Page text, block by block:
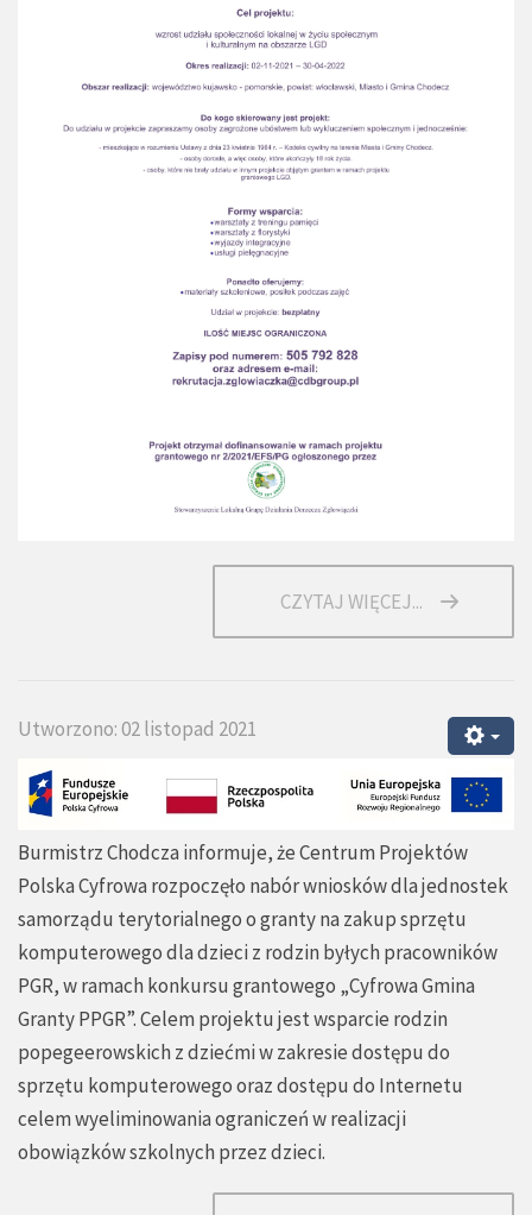
CZYTAJ WIĘCEJ...
Utworzono: 02 listopad 2021
Burmistrz Chodcza informuje, że Centrum Projektów
Polska Cyfrowa rozpoczęło nabór wniosków dla jednostek
samorządu terytorialnego o granty na zakup sprzętu
komputerowego dla dzieci z rodzin byłych pracowników
PGR, w ramach konkursu grantowego „Cyfrowa Gmina
Granty PPGR”. Celem projektu jest wsparcie rodzin
popegeerowskich z dziećmi w zakresie dostępu do
sprzętu komputerowego oraz dostępu do Internetu
celem wyeliminowania ograniczeń w realizacji
obowiązków szkolnych przez dzieci.